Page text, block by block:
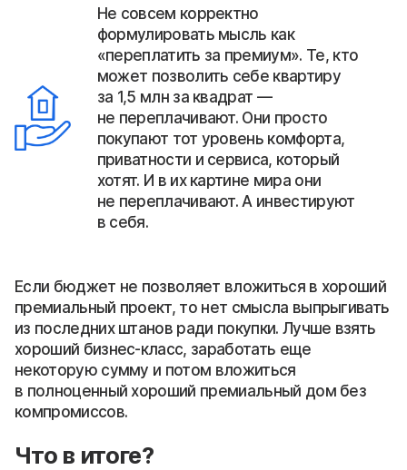
Не совсем корректно
формулировать мысль как
«переплатить за премиум». Те, кто
может позволить себе квартиру
за 1,5 млн за квадрат —
не переплачивают. Они просто
покупают тот уровень комфорта,
приватности и сервиса, который
хотят. И в их картине мира они
не переплачивают. А инвестируют
в себя.
Если бюджет не позволяет вложиться в хороший
премиальный проект, то нет смысла выпрыгивать
из последних штанов ради покупки. Лучше взять
хороший бизнес-класс, заработать еще
некоторую сумму и потом вложиться
в полноценный хороший премиальный дом без
компромиссов.
Что в итоге?